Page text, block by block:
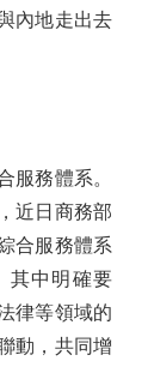
內地走出去
務體系。
近日商務部
合服務體系
其中明確要
律等領域的
動，共同增